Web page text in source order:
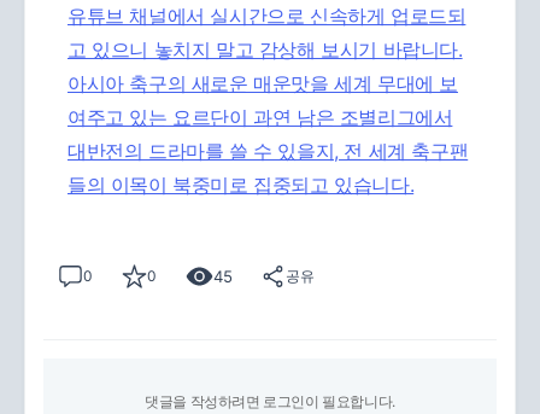
유튜브 채널에서 실시간으로 신속하게 업로드되
고 있으니 놓치지 말고 감상해 보시기 바랍니다.
아시아 축구의 새로운 매운맛을 세계 무대에 보
여주고 있는 요르단이 과연 남은 조별리그에서
대반전의 드라마를 쓸 수 있을지, 전 세계 축구팬
들의 이목이 북중미로 집중되고 있습니다.
0 0 45 공유
댓글을 작성하려면 로그인이 필요합니다.